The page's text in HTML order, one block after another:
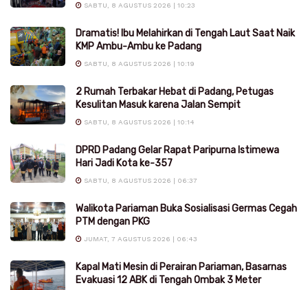
SABTU, 8 AGUSTUS 2026 | 10:23
Dramatis! Ibu Melahirkan di Tengah Laut Saat Naik
KMP Ambu-Ambu ke Padang
SABTU, 8 AGUSTUS 2026 | 10:19
2 Rumah Terbakar Hebat di Padang, Petugas
Kesulitan Masuk karena Jalan Sempit
SABTU, 8 AGUSTUS 2026 | 10:14
DPRD Padang Gelar Rapat Paripurna Istimewa
Hari Jadi Kota ke-357
SABTU, 8 AGUSTUS 2026 | 06:37
Walikota Pariaman Buka Sosialisasi Germas Cegah
PTM dengan PKG
JUMAT, 7 AGUSTUS 2026 | 06:43
Kapal Mati Mesin di Perairan Pariaman, Basarnas
Evakuasi 12 ABK di Tengah Ombak 3 Meter